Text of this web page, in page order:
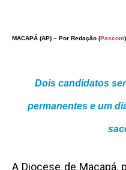
MACAPÁ (AP) – Por Redação (Pascom)
Dois candidatos
permanentes e um
A Diocese de Macapá,